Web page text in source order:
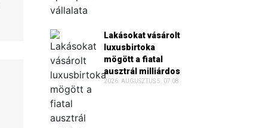
Lakásokat vásárolt
luxusbirtoka
mögött a fiatal
ausztrál milliárdos
2026. AUGUSZTUS 5. 07:08